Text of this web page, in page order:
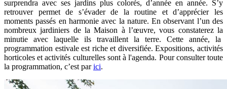
surprendra avec ses jardins plus colorés, d’année en année. S’y
retrouver permet de s’évader de la routine et d’apprécier les
moments passés en harmonie avec la nature. En observant l’un des
nombreux jardiniers de la Maison à l’œuvre, vous constaterez la
minutie avec laquelle ils travaillent la terre. Cette année, la
programmation estivale est riche et diversifiée. Expositions, activités
horticoles et activités culturelles sont à l'agenda. Pour consulter toute
la programmation, c’est parici.